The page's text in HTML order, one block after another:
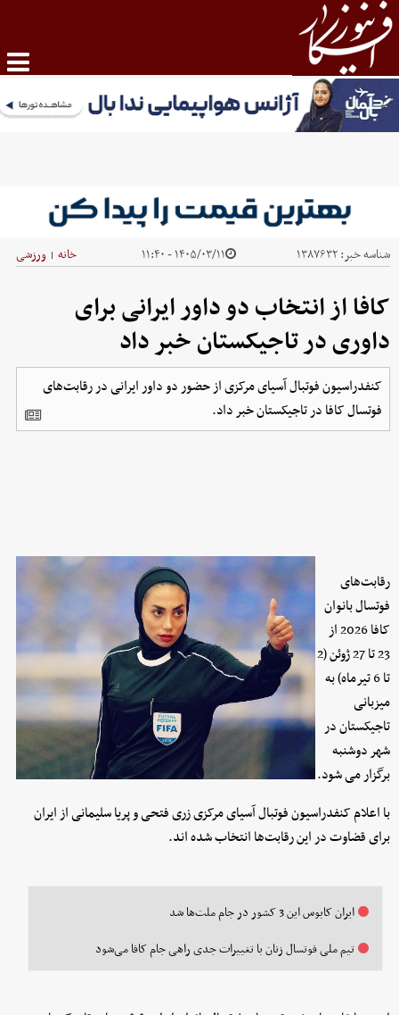
شناسه خبر:۱۳۸۷۶۳۲ ۱۴۰۵/۰۳/۱۱ - ۱۱:۴۰ خانه | ورزشی
کافا از انتخاب دو داور ایرانی برای
داوری در تاجیکستان خبر داد
کنفدراسیون فوتبال آسیای مرکزی از حضور دو داور ایرانی در رقابت‌های
فوتسال کافا در تاجیکستان خبر داد.
رقابت‌های
فوتسال بانوان
کافا 2026 از
23 تا 27 ژوئن (2
تا 6 تیرماه) به
میزبانی
تاجیکستان در
شهر دوشنبه
برگزار می شود.
با اعلام کنفدراسیون فوتبال آسیای مرکزی زری فتحی و پریا سلیمانی از ایران
برای قضاوت در این رقابت‌ها انتخاب شده اند.
ایران کابوس این 3 کشور در جام ملت‌ها شد
تیم ملی فوتسال زنان با تغییرات جدی راهی جام کافا می‌شود